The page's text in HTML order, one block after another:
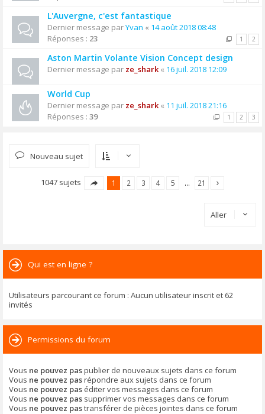
L'Auvergne, c'est fantastique
Dernier message parYvan « 14 août 2018 08:48
Réponses : 23 1 2
Aston Martin Volante Vision Concept design
Dernier message par ze_shark« 16 juil. 2018 12:09
World Cup
Dernier message par ze_shark« 11 juil. 2018 21:16
Réponses : 39 1 2 3
Nouveau sujet
1047 sujets 1 2 3 4 5 … 21
Aller
Qui est en ligne ?
Utilisateurs parcourant ce forum : Aucun utilisateur inscrit et 62
invités
Permissions du forum
Vous ne pouvez paspublier de nouveaux sujets dans ce forum
Vous ne pouvez pasrépondre aux sujets dans ce forum
Vous ne pouvez pas éditer vos messages dans ce forum
Vous ne pouvez pas supprimer vos messages dans ce forum
Vous ne pouvez pastransférer de pièces jointes dans ce forum